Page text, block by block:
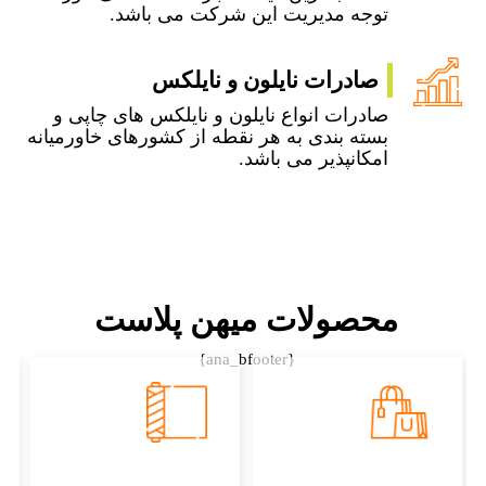
توجه مدیریت این شرکت می باشد.
صادرات نایلون و نایلکس
صادرات انواع نایلون و نایلکس های چاپی و
بسته بندی به هر نقطه از کشورهای خاورمیانه
امکانپذیر می باشد.
محصولات میهن پلاست
{ana_bfooter}